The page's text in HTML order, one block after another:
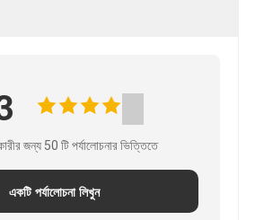
জন্য 50 টি পর্যালোচনার ভিত্তিতে
একটি পর্যালোচনা লিখুন